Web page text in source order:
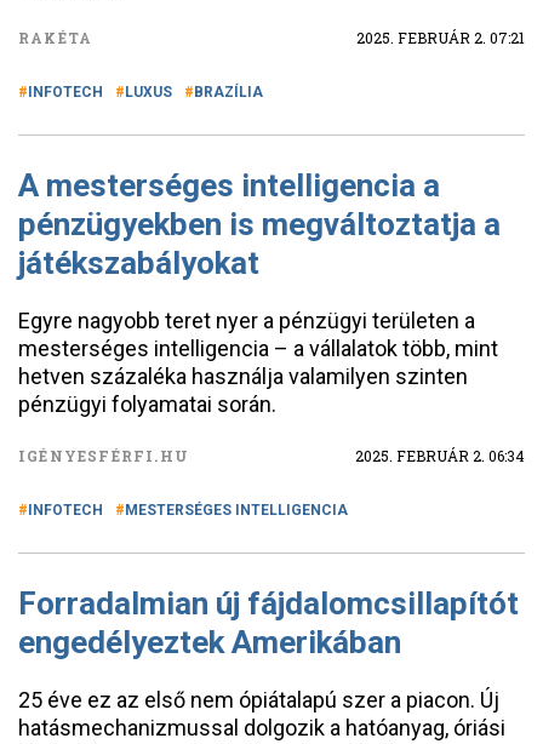
RAKÉTA 2025. FEBRUÁR 2. 07:21
INFOTECH LUXUS BRAZÍLIA
A mesterséges intelligencia a
pénzügyekben is megváltoztatja a
játékszabályokat
Egyre nagyobb teret nyer a pénzügyi területen a
mesterséges intelligencia – a vállalatok több, mint
hetven százaléka használja valamilyen szinten
pénzügyi folyamatai során.
IGÉNYESFÉRFI.HU 2025. FEBRUÁR 2. 06:34
INFOTECH MESTERSÉGES INTELLIGENCIA
Forradalmian új fájdalomcsillapítót
engedélyeztek Amerikában
25 éve ez az első nem ópiátalapú szer a piacon. Új
hatásmechanizmussal dolgozik a hatóanyag, óriási